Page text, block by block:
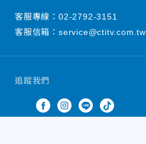
追蹤我們
客服專線： 02-2792-3151
客服信箱： service@ctitv.com.tw